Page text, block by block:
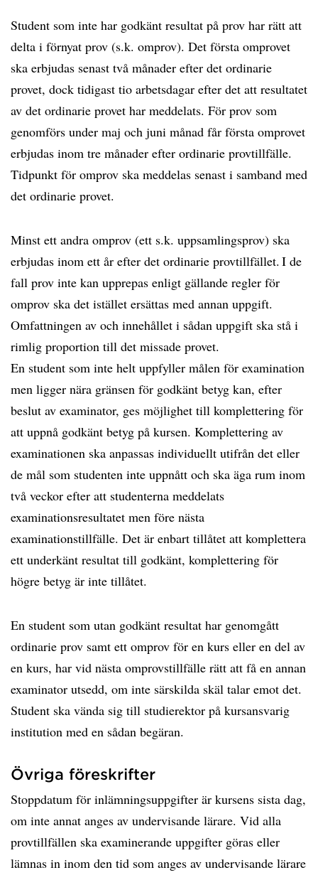
Student som inte har godkänt resultat på prov har rätt att
delta i förnyat prov (s.k. omprov). Det första omprovet
ska erbjudas senast två månader efter det ordinarie
provet, dock tidigast tio arbetsdagar efter det att resultatet
av det ordinarie provet har meddelats. För prov som
genomförs under maj och juni månad får första omprovet
erbjudas inom tre månader efter ordinarie provtillfälle.
Tidpunkt för omprov ska meddelas senast i samband med
det ordinarie provet.
Minst ett andra omprov (ett s.k. uppsamlingsprov) ska
erbjudas inom ett år efter det ordinarie provtillfället. I de
fall prov inte kan upprepas enligt gällande regler för
omprov ska det istället ersättas med annan uppgift.
Omfattningen av och innehållet i sådan uppgift ska stå i
rimlig proportion till det missade provet.
En student som inte helt uppfyller målen för examination
men ligger nära gränsen för godkänt betyg kan, efter
beslut av examinator, ges möjlighet till komplettering för
att uppnå godkänt betyg på kursen. Komplettering av
examinationen ska anpassas individuellt utifrån det eller
de mål som studenten inte uppnått och ska äga rum inom
två veckor efter att studenterna meddelats
examinationsresultatet men före nästa
examinationstillfälle. Det är enbart tillåtet att komplettera
ett underkänt resultat till godkänt, komplettering för
högre betyg är inte tillåtet.
En student som utan godkänt resultat har genomgått
ordinarie prov samt ett omprov för en kurs eller en del av
en kurs, har vid nästa omprovstillfälle rätt att få en annan
examinator utsedd, om inte särskilda skäl talar emot det.
Student ska vända sig till studierektor på kursansvarig
institution med en sådan begäran.
Övriga föreskrifter
Stoppdatum för inlämningsuppgifter är kursens sista dag,
om inte annat anges av undervisande lärare. Vid alla
provtillfällen ska examinerande uppgifter göras eller
lämnas in inom den tid som anges av undervisande lärare